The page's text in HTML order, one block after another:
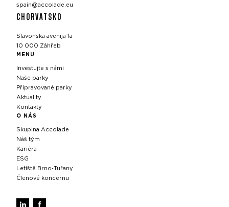
spain@accolade.eu
CHORVATSKO
Slavonska avenija 1a
10 000 Záhřeb
MENU
Investujte s námi
Naše parky
Připravované parky
Aktuality
Kontakty
O NÁS
Skupina Accolade
Náš tým
Kariéra
ESG
Letiště Brno‑Tuřany
Členové koncernu